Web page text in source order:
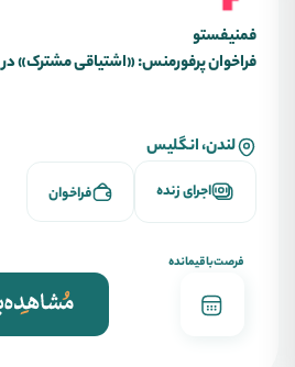
فمنیفستو
فراخوان پرفورمنس: «اشتیاقی مشترک»
لندن، انگلیس
اجرای زنده فراخوان
فرصت‌باقیمانده